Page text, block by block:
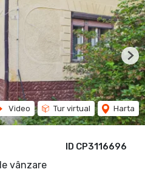
ID CP3116696
vânzare
Video Tur virtual Harta